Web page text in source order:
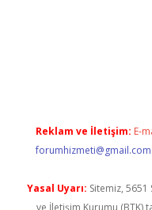
Reklam ve İletişim: E-
forumhizmeti@gmail.com
Yasal Uyarı: Sitemiz, 5651
ve İletişim Kurumu (BTK)